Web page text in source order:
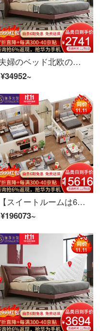
夫婦のベッド北欧の軽奢なツインベッド1.8メートルの近代的なシンプルなベッドルームの木製のベッドの逸品の家具の真皮のベッド1800*2000
¥34952~
【スイートルームは6割引があります】夫婦莎公館北欧の寝室のリビングルームの家具セットC【80-150平方メートル】適用レストラン11点セットの胡桃色のスイートルームです。
¥196073~